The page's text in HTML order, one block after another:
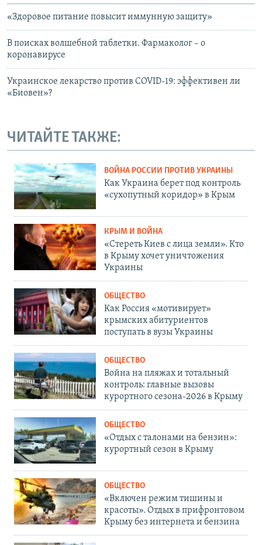
«Здоровое питание повысит иммунную защиту»
В поисках волшебной таблетки. Фармаколог – о
коронавирусе
Украинское лекарство против COVID-19: эффективен ли
«Биовен»?
ЧИТАЙТЕ ТАКЖЕ:
ВОЙНА РОССИИ ПРОТИВ УКРАИНЫ
Как Украина берет под контроль
«сухопутный коридор» в Крым
КРЫМ И ВОЙНА
«Стереть Киев с лица земли». Кто
в Крыму хочет уничтожения
Украины
ОБЩЕСТВО
Как Россия «мотивирует»
крымских абитуриентов
поступать в вузы Украины
ОБЩЕСТВО
Война на пляжах и тотальный
контроль: главные вызовы
курортного сезона-2026 в Крыму
ОБЩЕСТВО
«Отдых с талонами на бензин»:
курортный сезон в Крыму
ОБЩЕСТВО
«Включен режим тишины и
красоты». Отдых в прифронтовом
Крыму без интернета и бензина